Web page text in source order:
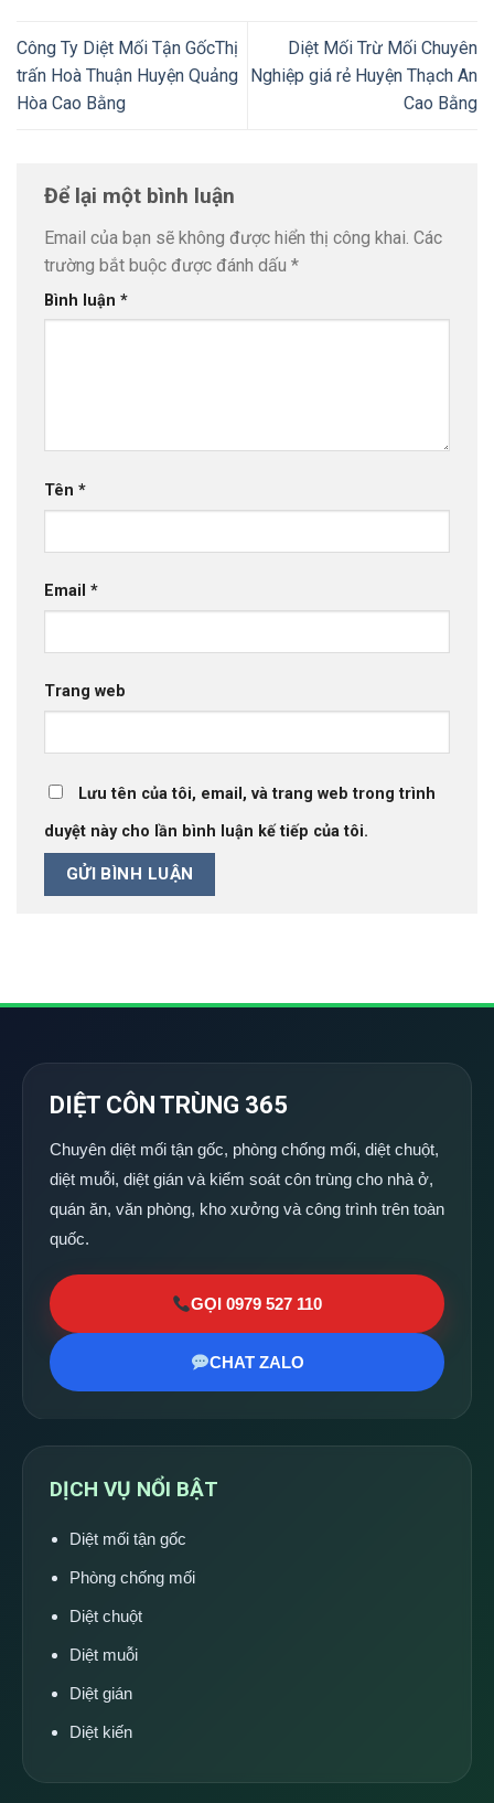
Công Ty Diệt Mối Tận GốcThị
trấn Hoà Thuận Huyện Quảng
Hòa Cao Bằng
Diệt Mối Trừ Mối Chuyên
Nghiệp giá rẻ Huyện Thạch An
Cao Bằng
Để lại một bình luận
Email của bạn sẽ không được hiển thị công khai. Các
trường bắt buộc được đánh dấu *
Bình luận *
Tên *
Email *
Trang web
Lưu tên của tôi, email, và trang web trong trình
duyệt này cho lần bình luận kế tiếp của tôi.
DIỆT CÔN TRÙNG 365
Chuyên diệt mối tận gốc, phòng chống mối, diệt chuột,
diệt muỗi, diệt gián và kiểm soát côn trùng cho nhà ở,
quán ăn, văn phòng, kho xưởng và công trình trên toàn
quốc.
GỌI 0979 527 110
CHAT ZALO
DỊCH VỤ NỔI BẬT
Diệt mối tận gốc
Phòng chống mối
Diệt chuột
Diệt muỗi
Diệt gián
Diệt kiến